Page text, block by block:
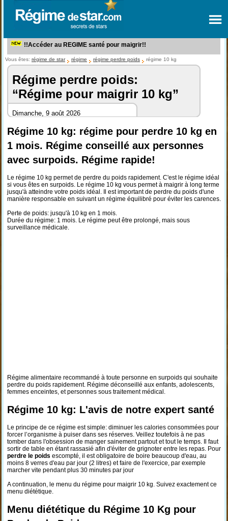
!!Accéder au REGIME santé pour maigrir!!
Vous êtes: régime de star régime régime perdre poids régime 10 kg
Régime perdre poids:
“Régime pour maigrir 10 kg”
Dimanche, 9 août 2026
Régime 10 kg: régime pour perdre 10 kg en
1 mois. Régime conseillé aux personnes
avec surpoids. Régime rapide!
Le régime 10 kg permet de perdre du poids rapidement. C'est le régime idéal
si vous êtes en surpoids. Le régime 10 kg vous permet à maigrir à long terme
jusqu'à atteindre votre poids idéal. Il est important de perdre du poids d'une
manière responsable en suivant un régime équilibré pour éviter les carences.
Perte de poids: jusqu'à 10 kg en 1 mois.
Durée du régime: 1 mois. Le régime peut être prolongé, mais sous
surveillance médicale.
Régime alimentaire recommandé à toute personne en surpoids qui souhaite
perdre du poids rapidement. Régime déconseillé aux enfants, adolescents,
femmes enceintes, et personnes sous traitement médical.
Régime 10 kg: L'avis de notre expert santé
Le principe de ce régime est simple: diminuer les calories consommées pour
forcer l’organisme à puiser dans ses réserves. Veillez toutefois à ne pas
tomber dans l'obsession de manger sainement partout et tout le temps. Il faut
sortir de table en étant rassasié afin d'éviter de grignoter entre les repas. Pour
perdre le poids escompté, il est obligatoire de boire beaucoup d'eau, au
moins 8 verres d'eau par jour (2 litres) et faire de l'exercice, par exemple
marcher vite pendant plus 30 minutes par jour
A continuation, le menu du régime pour maigrir 10 kg. Suivez exactement ce
menu diététique.
Menu diététique du Régime 10 Kg pour